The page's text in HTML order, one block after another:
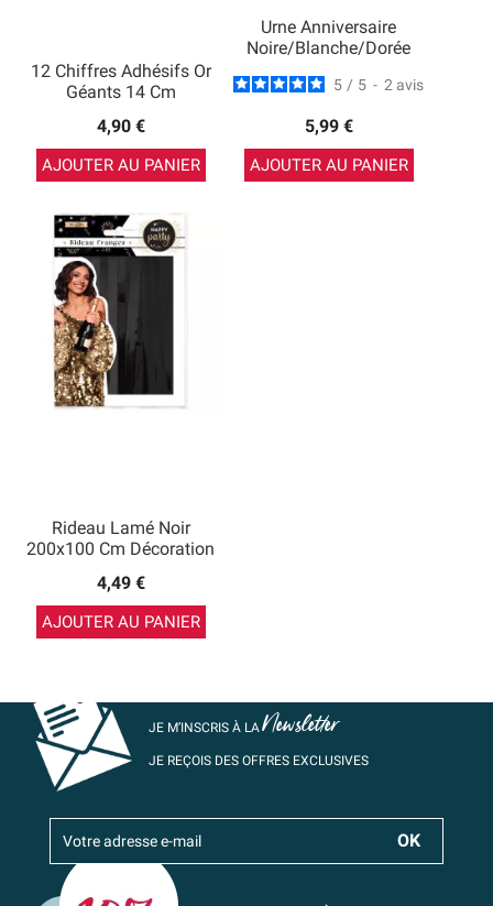
12 Chiffres Adhésifs Or
Géants 14 Cm
4,90 €
AJOUTER AU PANIER
Urne Anniversaire
Noire/Blanche/Dorée
5 / 5 - 2 avis
5,99 €
AJOUTER AU PANIER
Rideau Lamé Noir
200x100 Cm Décoration
4,49 €
AJOUTER AU PANIER
JE M’INSCRIS À LANewsletter
JE REÇOIS DES OFFRES EXCLUSIVES